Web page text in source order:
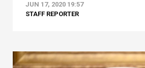
JUN 17, 2020 19:57
STAFF REPORTER